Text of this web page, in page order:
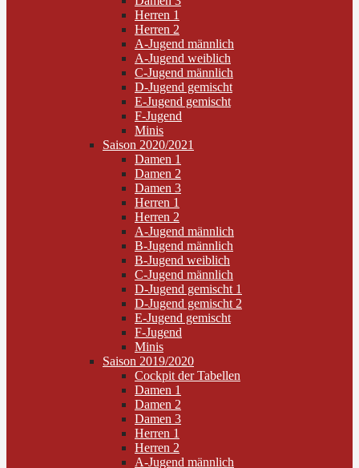
Herren 1
Herren 2
A-Jugend männlich
A-Jugend weiblich
C-Jugend männlich
D-Jugend gemischt
E-Jugend gemischt
F-Jugend
Minis
Saison 2020/2021
Damen 1
Damen 2
Damen 3
Herren 1
Herren 2
A-Jugend männlich
B-Jugend männlich
B-Jugend weiblich
C-Jugend männlich
D-Jugend gemischt 1
D-Jugend gemischt 2
E-Jugend gemischt
F-Jugend
Minis
Saison 2019/2020
Cockpit der Tabellen
Damen 1
Damen 2
Damen 3
Herren 1
Herren 2
A-Jugend männlich